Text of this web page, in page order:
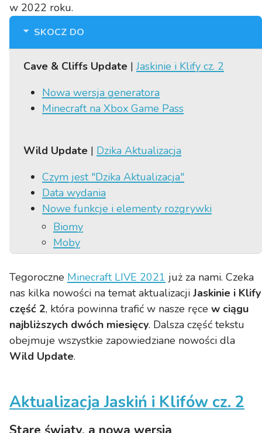
w 2022 roku.
SKOCZ DO
Cave & Cliffs Update |Jaskinie i Klify cz. 2
Nowa wersja generatora
Minecraft na Xbox Game Pass
Wild Update | Dzika Aktualizacja
Czym jest "Dzika Aktualizacja"
Data wydania
Nowe funkcje i elementy rozgrywki
Biomy
Moby
Bloki i przedmioty
Inne zmiany
Tegoroczne Minecraft LIVE 2021 już za nami. Czeka
nas kilka nowości na temat aktualizacji Jaskinie i Klify
część 2, która powinna trafić w nasze ręce w ciągu
najbliższych dwóch miesięcy. Dalsza część tekstu
obejmuje wszystkie zapowiedziane nowości dla
Wild Update.
Aktualizacja Jaskiń i Klifów cz. 2